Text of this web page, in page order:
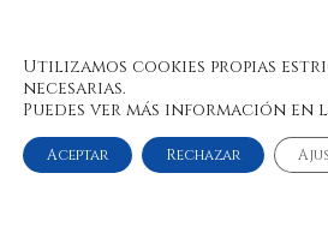
Utilizamos cookies propias
necesarias.
Puedes ver más información en
Aceptar Rechazar